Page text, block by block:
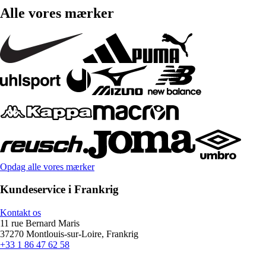
Alle vores mærker
Opdag alle vores mærker
Kundeservice i Frankrig
Kontakt os
11 rue Bernard Maris
37270 Montlouis-sur-Loire, Frankrig
+33 1 86 47 62 58